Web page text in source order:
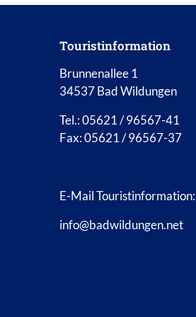
Touristinformation
Brunnenallee 1
34537 Bad Wildungen
Tel.: 05621 / 96567-41
Fax: 05621 / 96567-37
E-Mail Touristinformation:
info@badwildungen.net